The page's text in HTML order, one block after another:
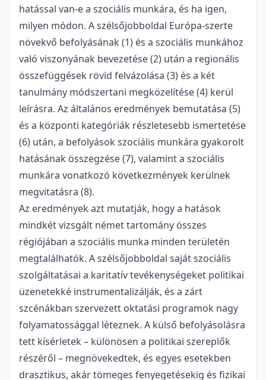
hatással van-e a szociális munkára, és ha igen,
milyen módon. A szélsőjobboldal Európa-szerte
növekvő befolyásának (1) és a szociális munkához
való viszonyának bevezetése (2) után a regionális
összefüggések rövid felvázolása (3) és a két
tanulmány módszertani megközelítése (4) kerül
leírásra. Az általános eredmények bemutatása (5)
és a központi kategóriák részletesebb ismertetése
(6) után, a befolyások szociális munkára gyakorolt
hatásának összegzése (7), valamint a szociális
munkára vonatkozó következmények kerülnek
megvitatásra (8).
Az eredmények azt mutatják, hogy a hatások
mindkét vizsgált német tartomány összes
régiójában a szociális munka minden területén
megtalálhatók. A szélsőjobboldal saját szociális
szolgáltatásai a karitatív tevékenységeket politikai
üzenetekké instrumentalizálják, és a zárt
szcénákban szervezett oktatási programok nagy
folyamatossággal léteznek. A külső befolyásolásra
tett kísérletek – különösen a politikai szereplők
részéről – megnövekedtek, és egyes esetekben
drasztikus, akár tömeges fenyegetésekig és fizikai